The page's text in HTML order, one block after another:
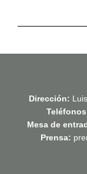
Dirección:
Mesa de
Prensa: